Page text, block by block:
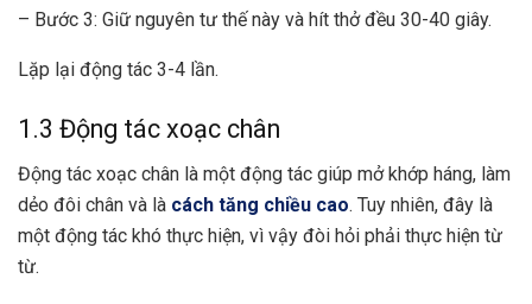
– Bước 3: Giữ nguyên tư thế này và hít thở đều 30-40 giây.
Lặp lại động tác 3-4 lần.
1.3 Động tác xoạc chân
Động tác xoạc chân là một động tác giúp mở khớp háng, làm
dẻo đôi chân và là cách tăng chiều cao. Tuy nhiên, đây là
một động tác khó thực hiện, vì vậy đòi hỏi phải thực hiện từ
từ.